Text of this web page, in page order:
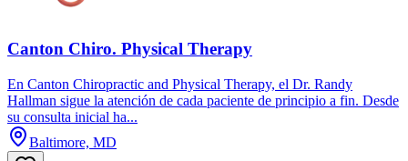
Canton Chiro. Physical Therapy
En Canton Chiropractic and Physical Therapy, el Dr. Randy
Hallman sigue la atención de cada paciente de principio a fin. Desde
su consulta inicial ha...
Baltimore, MD